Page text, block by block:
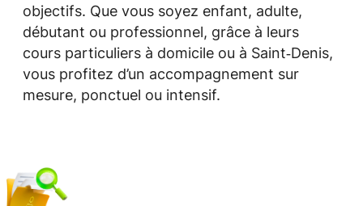
objectifs. Que vous soyez enfant, adulte,
débutant ou professionnel, grâce à leurs
cours particuliers à domicile ou à Saint‑Denis,
vous profitez d’un accompagnement sur
mesure, ponctuel ou intensif.